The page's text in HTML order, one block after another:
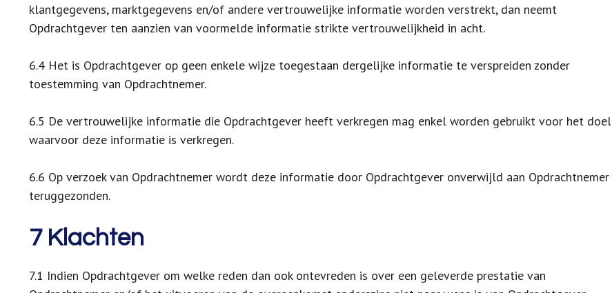
klantgegevens, marktgegevens en/of andere vertrouwelijke informatie worden verstrekt, dan neemt
Opdrachtgever ten aanzien van voormelde informatie strikte vertrouwelijkheid in acht.
6.4 Het is Opdrachtgever op geen enkele wijze toegestaan dergelijke informatie te verspreiden zonder
toestemming van Opdrachtnemer.
6.5 De vertrouwelijke informatie die Opdrachtgever heeft verkregen mag enkel worden gebruikt voor het doel
waarvoor deze informatie is verkregen.
6.6 Op verzoek van Opdrachtnemer wordt deze informatie door Opdrachtgever onverwijld aan Opdrachtnemer
teruggezonden.
7 Klachten
7.1 Indien Opdrachtgever om welke reden dan ook ontevreden is over een geleverde prestatie van